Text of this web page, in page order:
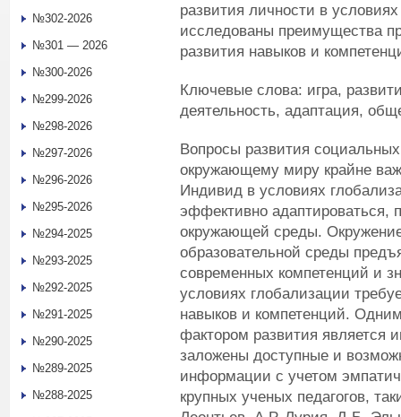
развития личности в
исследованы преимущества
развития навыков и
Ключевые слова: игра,
деятельность, адаптация,
Вопросы развития
окружающему миру крайне
Индивид в условиях
эффективно адаптироваться,
окружающей среды.
образовательной среды
современных компетенций и
условиях глобализации
навыков и компетенций.
фактором развития является
заложены доступные и
информации с учетом
крупных ученых педагогов,
№302-2026
№301 — 2026
№300-2026
№299-2026
№298-2026
№297-2026
№296-2026
№295-2026
№294-2025
№293-2025
№292-2025
№291-2025
№290-2025
№289-2025
№288-2025